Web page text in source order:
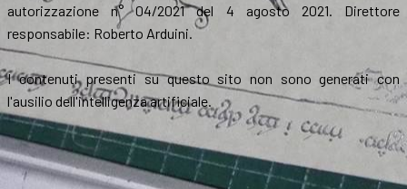
autorizzazione n° 04/2021 del 4 agosto 2021. Direttore
responsabile: Roberto Arduini.
I contenuti presenti su questo sito non sono generati con
l'ausilio dell'intelligenza artificiale.